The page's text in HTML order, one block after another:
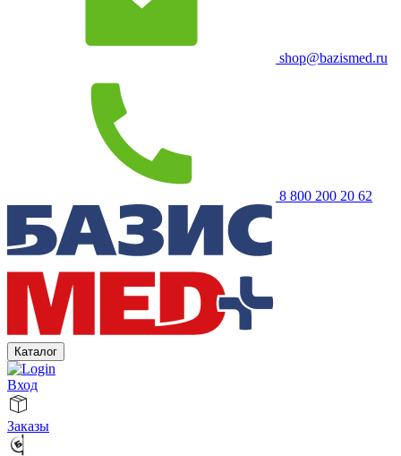
shop@bazismed.ru
8 800 200 20 62
Каталог
Вход
Заказы